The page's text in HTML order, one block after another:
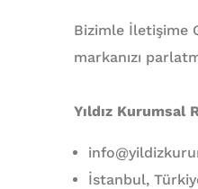
Bizimle İletişime
markanızı
Yıldız Kurumsal
İstanbul,